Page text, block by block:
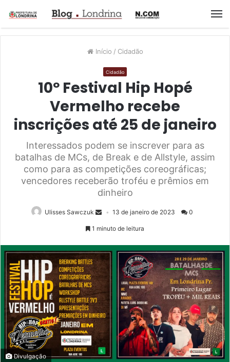
Início / Cidadão
Cidadão
10º Festival Hip Hopé
Vermelho recebe
inscrições até 25 de janeiro
Interessados podem se inscrever para as
batalhas de MCs, de Break e de Allstyle, assim
como para as competições coreográficas;
vencedores receberão troféu e prêmios em
dinheiro
Ulisses Sawczuk 13 de janeiro de 2023 0
1 minuto de leitura
Divulgação